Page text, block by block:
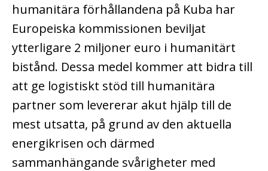
humanitära förhållandena på Kuba har
Europeiska kommissionen beviljat
ytterligare 2 miljoner euro i humanitärt
bistånd. Dessa medel kommer att bidra till
att ge logistiskt stöd till humanitära
partner som levererar akut hjälp till de
mest utsatta, på grund av den aktuella
energikrisen och därmed
sammanhängande svårigheter med